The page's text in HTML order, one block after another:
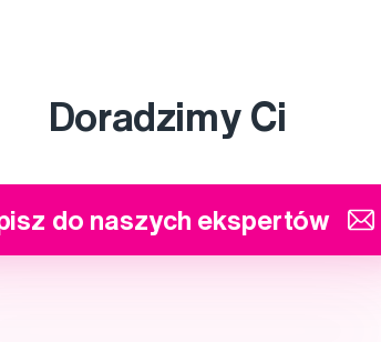
Doradzimy Ci
do naszych ekspertów